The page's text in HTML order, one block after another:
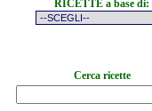
RICETTE a base di:
Cerca ricette